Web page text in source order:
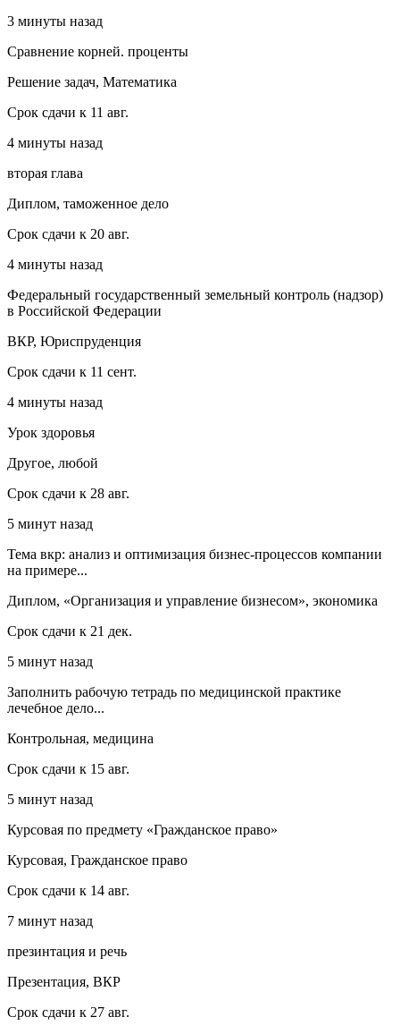
3 минуты назад
Сравнение корней. проценты
Решение задач, Математика
Срок сдачи к 11 авг.
4 минуты назад
вторая глава
Диплом, таможенное дело
Срок сдачи к 20 авг.
4 минуты назад
Федеральный государственный земельный контроль (надзор)
в Российской Федерации
ВКР, Юриспруденция
Срок сдачи к 11 сент.
4 минуты назад
Урок здоровья
Другое, любой
Срок сдачи к 28 авг.
5 минут назад
Тема вкр: анализ и оптимизация бизнес-процессов компании
на примере...
Диплом, «Организация и управление бизнесом», экономика
Срок сдачи к 21 дек.
5 минут назад
Заполнить рабочую тетрадь по медицинской практике
лечебное дело...
Контрольная, медицина
Срок сдачи к 15 авг.
5 минут назад
Курсовая по предмету «Гражданское право»
Курсовая, Гражданское право
Срок сдачи к 14 авг.
7 минут назад
презинтация и речь
Презентация, ВКР
Срок сдачи к 27 авг.